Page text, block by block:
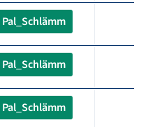
Pal_Schlämm
Pal_Schlämm
Pal_Schlämm